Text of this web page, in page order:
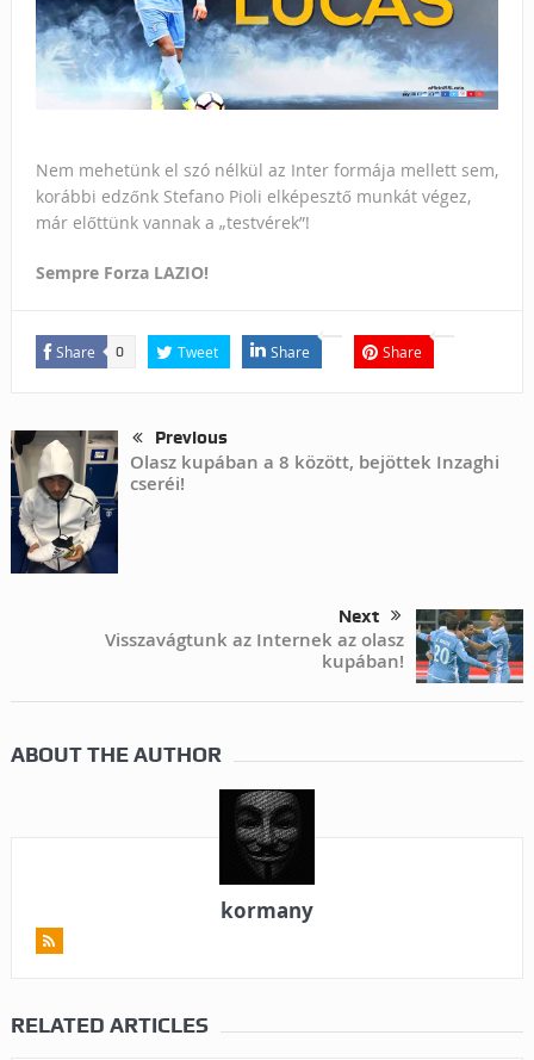
Nem mehetünk el szó nélkül az Inter formája mellett sem,
korábbi edzőnk Stefano Pioli elképesztő munkát végez,
már előttünk vannak a „testvérek”!
Sempre Forza LAZIO!
Share 0 Tweet Share Share
Previous
Olasz kupában a 8 között, bejöttek Inzaghi
cseréi!
Next
Visszavágtunk az Internek az olasz
kupában!
ABOUT THE AUTHOR
kormany
RELATED ARTICLES